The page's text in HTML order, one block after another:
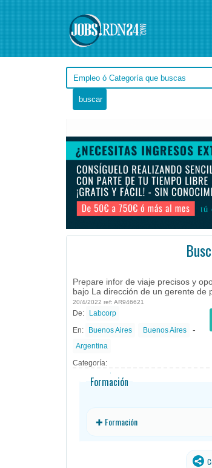
Prepare infor de viaje precisos y
bajo La dirección de un gerente de
20/4/2022 ref: AR946621
De: Labcorp
En: Buenos Aires Buenos Aires -
Argentina
Categoría:
Formación
✚ Formación